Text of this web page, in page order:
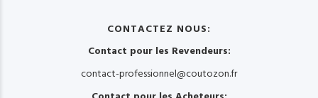
CONTACTEZ NOUS:
Contact pour les Revendeurs:
contact-professionnel@coutozon.fr